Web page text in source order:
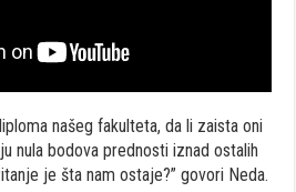
našeg fakulteta, da li zaista oni
nula bodova prednosti iznad ostalih
je šta nam ostaje?” govori Neda.